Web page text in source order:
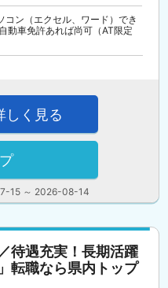
コン（エクセル、ワード）でき
動車免許あれば尚可（AT限定
15 ～ 2026-08-14
しく見る
待遇充実！長期活躍
転職なら県内トップ